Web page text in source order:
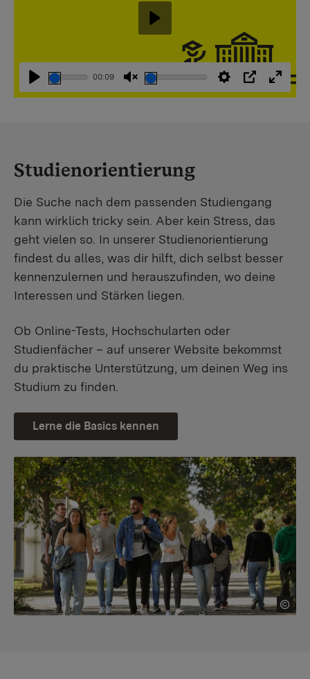
Abspielen
00:09
StummschaltungEinstellungen
PIP
Abspielen
Studienorientierung
Die Suche nach dem passenden Studiengang
kann wirklich tricky sein. Aber kein Stress, das
geht vielen so. In unserer Studienorientierung
findest du alles, was dir hilft, dich selbst besser
kennenzulernen und herauszufinden, wo deine
Interessen und Stärken liegen.
Ob Online-Tests, Hochschularten oder
Studienfächer – auf unserer Website bekommst
du praktische Unterstützung, um deinen Weg ins
Studium zu finden.
Lerne die Basics kennen